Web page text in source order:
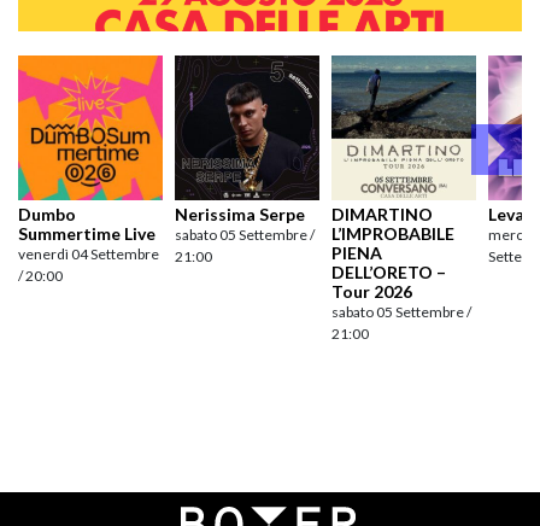
Dumbo
Summertime Live
venerdì 04 Settembre
/ 20:00
Nerissima Serpe
sabato 05 Settembre /
21:00
DIMARTINO
L’IMPROBABILE
PIENA
DELL’ORETO –
Tour 2026
sabato 05 Settembre /
21:00
Navigazione